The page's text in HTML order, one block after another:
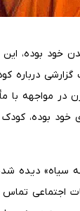
خود بوده،
درباره
مواجهه با
خود بوده،
دیده شده
اجتماعی